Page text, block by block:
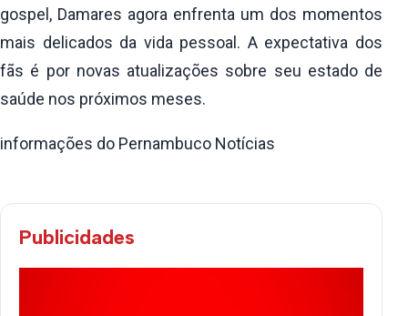
gospel, Damares agora enfrenta um dos momentos
mais delicados da vida pessoal. A expectativa dos
fãs é por novas atualizações sobre seu estado de
saúde nos próximos meses.
informações do Pernambuco Notícias
Publicidades